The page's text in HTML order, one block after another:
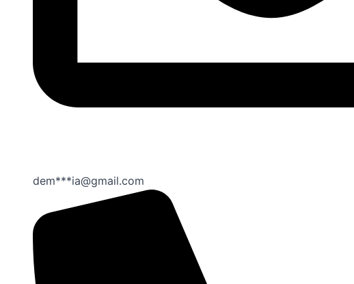
dem***ia@gmail.com